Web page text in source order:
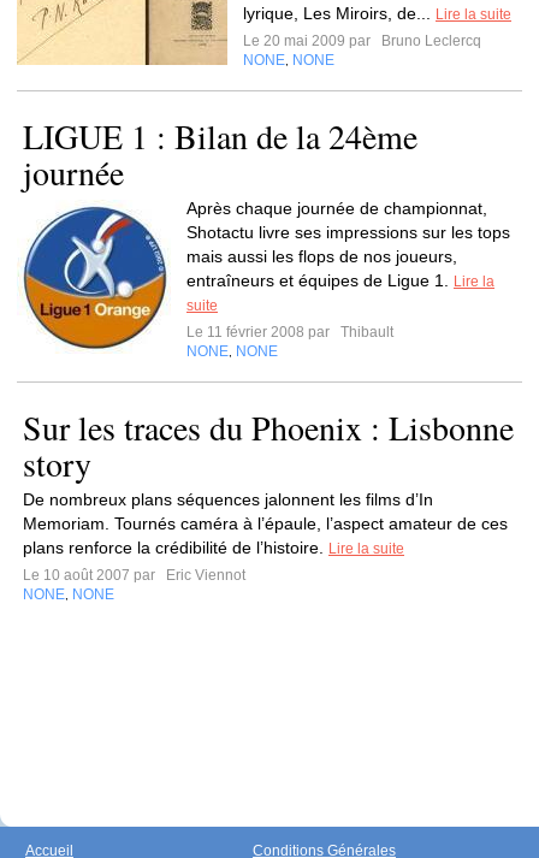
lyrique, Les Miroirs, de...
Lire la suite
Le 20 mai 2009 par
Bruno Leclercq
NONE NONE
LIGUE 1 : Bilan de la 24ème
journée
Après chaque journée de championnat,
Shotactu livre ses impressions sur les tops
mais aussi les flops de nos joueurs,
entraîneurs et équipes de Ligue 1.
Lire la
suite
Le 11 février 2008 par
Thibault
NONE NONE
Sur les traces du Phoenix : Lisbonne
story
De nombreux plans séquences jalonnent les films d’In
Memoriam. Tournés caméra à l’épaule, l’aspect amateur de ces
plans renforce la crédibilité de l’histoire.
Lire la suite
Le 10 août 2007 par
Eric Viennot
NONE NONE
Accueil Conditions Générales